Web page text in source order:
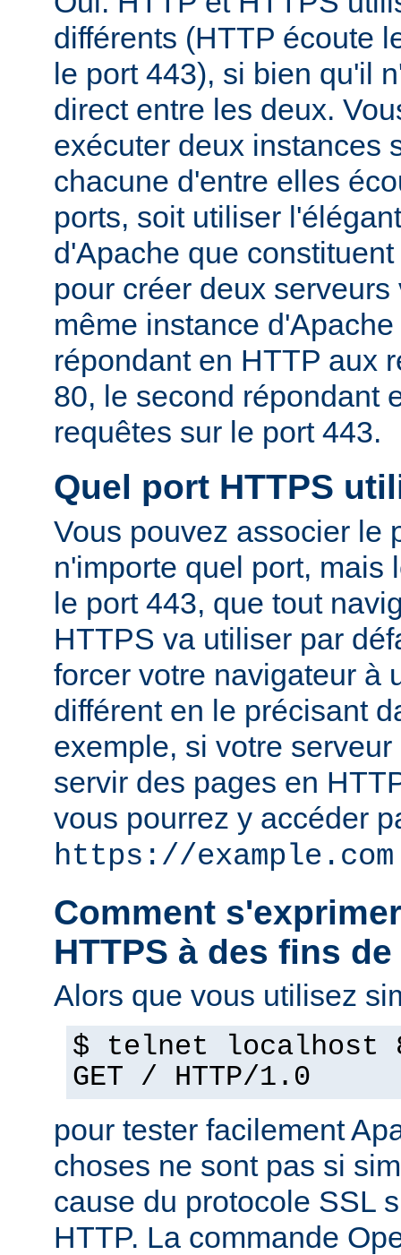
différents (HTTP écoute
le port 443), si bien qu'il
direct entre les deux.
exécuter deux instances
chacune d'entre elles
ports, soit utiliser
d'Apache que
pour créer deux
même instance
répondant en HTTP aux
80, le second répondant
requêtes sur le port 443.
Quel port HTTPS
Vous pouvez associer le
n'importe quel port, mais
le port 443, que tout
HTTPS va utiliser par
forcer votre navigateur à
différent en le précisant
exemple, si votre
servir des pages en
vous pourrez y accéder
https://
Comment
HTTPS à des fins
Alors que vous utilisez
$ telnet localhost
GET / HTTP/1.0
pour tester facilement
choses ne sont pas si
cause du protocole SSL
HTTP. La commande